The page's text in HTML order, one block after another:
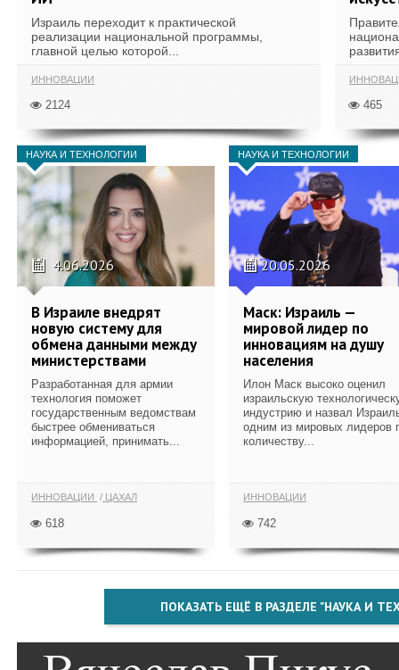
Израиль переходит к практической
реализации национальной программы,
главной целью которой...
ИННОВАЦИИ
2124 465
НАУКА И ТЕХНОЛОГИИ
4.06.2026
В Израиле внедрят
новую систему для
обмена данными между
министерствами
Разработанная для армии
технология поможет
государственным ведомствам
быстрее обмениваться
информацией, принимать...
ИННОВАЦИИ ЦАХАЛ
618
НАУКА И ТЕХНОЛОГИИ
20.05.2026
Маск: Израиль —
мировой лидер по
инновациям на душу
населения
Илон Маск высоко оценил
израильскую
индустрию и назвал
одним из мировых лидеров
количеству...
ИННОВАЦИИ
742
ПОКАЗАТЬ ЕЩЁ В РАЗДЕЛЕ "НАУКА И